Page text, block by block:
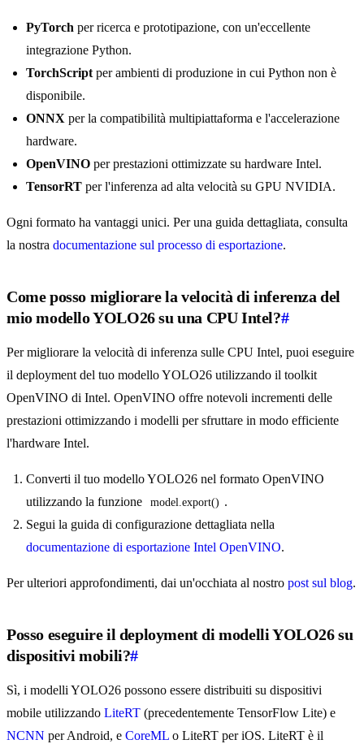
PyTorch per ricerca e prototipazione, con un'eccellente
integrazione Python.
TorchScript per ambienti di produzione in cui Python non è
disponibile.
ONNX per la compatibilità multipiattaforma e l'accelerazione
hardware.
OpenVINO per prestazioni ottimizzate su hardware Intel.
TensorRT per l'inferenza ad alta velocità su GPU NVIDIA.
Ogni formato ha vantaggi unici. Per una guida dettagliata, consulta
la nostra documentazione sul processo di esportazione.
Come posso migliorare la velocità di inferenza del
mio modello YOLO26 su una CPU Intel?#
Per migliorare la velocità di inferenza sulle CPU Intel, puoi eseguire
il deployment del tuo modello YOLO26 utilizzando il toolkit
OpenVINO di Intel. OpenVINO offre notevoli incrementi delle
prestazioni ottimizzando i modelli per sfruttare in modo efficiente
l'hardware Intel.
Converti il tuo modello YOLO26 nel formato OpenVINO
utilizzando la funzione
model.export() .
Segui la guida di configurazione dettagliata nella
documentazione di esportazione Intel OpenVINO.
Per ulteriori approfondimenti, dai un'occhiata al nostro post sul blog.
Posso eseguire il deployment di modelli YOLO26 su
dispositivi mobili?#
Sì, i modelli YOLO26 possono essere distribuiti su dispositivi
mobile utilizzando LiteRT (precedentemente TensorFlow Lite) e
NCNN per Android, e CoreML o LiteRT per iOS. LiteRT è il